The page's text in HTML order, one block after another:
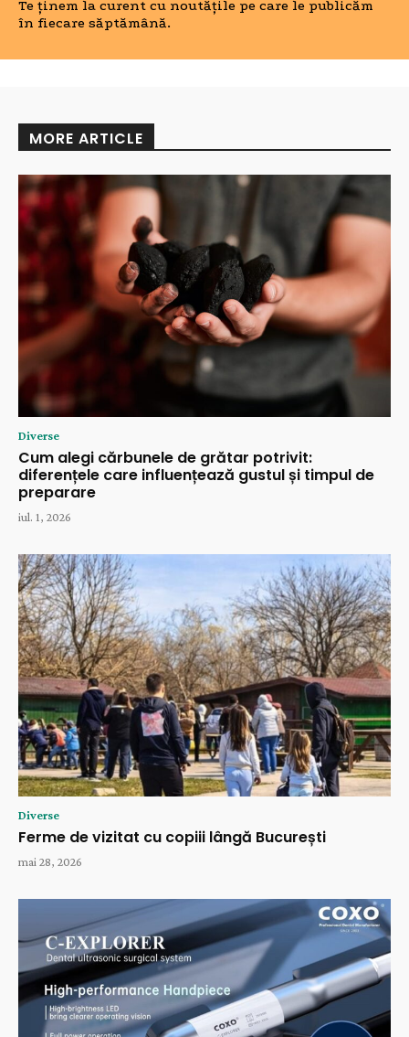
Te ținem la curent cu noutățile pe care le publicăm
în fiecare săptămână.
MORE ARTICLE
Diverse
Cum alegi cărbunele de grătar potrivit:
diferențele care influențează gustul și timpul de
preparare
iul. 1, 2026
Diverse
Ferme de vizitat cu copiii lângă București
mai 28, 2026